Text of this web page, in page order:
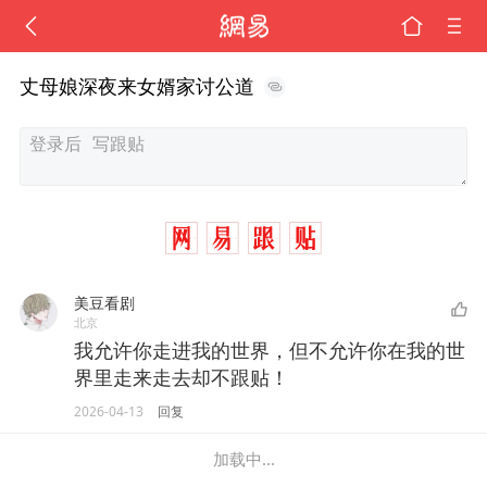
丈母娘深夜来女婿家讨公道
美豆看剧
北京
我允许你走进我的世界，但不允许你在我的世
界里走来走去却不跟贴！
2026-04-13 回复
加载中...